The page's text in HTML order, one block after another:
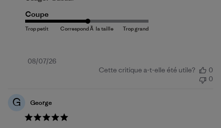
Coupe
Date
08/07/26
Cette critique a-t-elle été utile?
0
0
G George